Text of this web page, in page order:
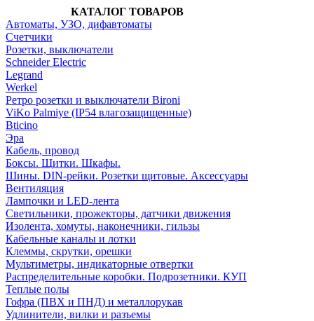
КАТАЛОГ ТОВАРОВ
Автоматы, УЗО, дифавтоматы
Счетчики
Розетки, выключатели
Schneider Electric
Legrand
Werkel
Ретро розетки и выключатели Bironi
ViKo Palmiye (IP54 влагозащищенные)
Bticino
Эра
Кабель, провод
Боксы. Щитки. Шкафы.
Шины. DIN-рейки. Розетки щитовые. Аксессуары
Вентиляция
Лампочки и LED-лента
Светильники, прожекторы, датчики движения
Изолента, хомуты, наконечники, гильзы
Кабельные каналы и лотки
Клеммы, скрутки, орешки
Мультиметры, индикаторные отвертки
Распределительные коробки. Подрозетники. КУП
Теплые полы
Гофра (ПВХ и ПНД) и металлорукав
Удлинители, вилки и разъемы